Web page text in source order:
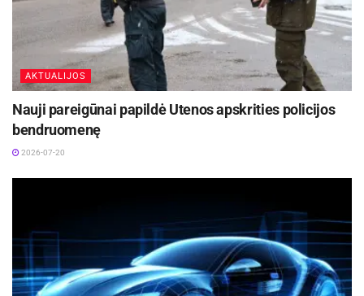
AKTUALIJOS
Nauji pareigūnai papildė Utenos apskrities policijos
bendruomenę
2026-07-20